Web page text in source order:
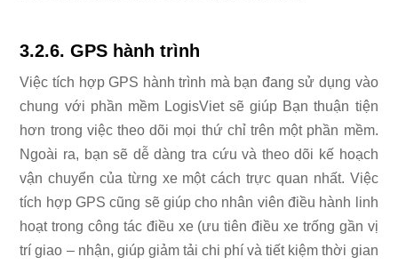
3.2.6. GPS hành trình
Việc tích hợp GPS hành trình mà bạn đang sử dụng vào
chung với phần mềm LogisViet sẽ giúp Bạn thuận tiện
hơn trong việc theo dõi mọi thứ chỉ trên một phần mềm.
Ngoài ra, bạn sẽ dễ dàng tra cứu và theo dõi kế hoạch
vận chuyển của từng xe một cách trực quan nhất. Việc
tích hợp GPS cũng sẽ giúp cho nhân viên điều hành linh
hoạt trong công tác điều xe (ưu tiên điều xe trống gần vị
trí giao – nhận, giúp giảm tải chi phí và tiết kiệm thời gian